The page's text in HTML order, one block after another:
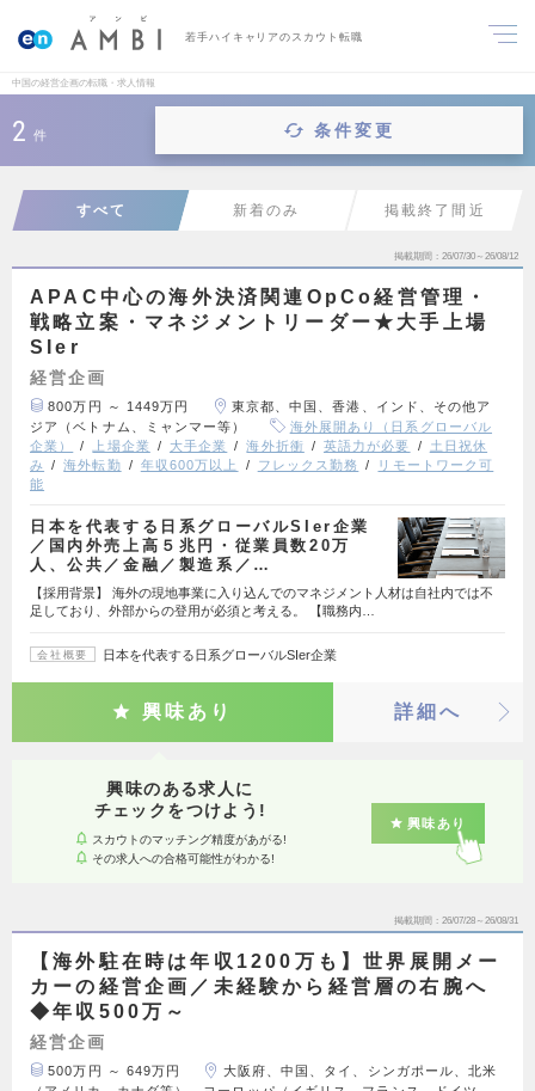
若手ハイキャリアのスカウト転職
中国の経営企画の転職・求人情報
2 件 条件変更
すべて 新着のみ 掲載終了間近
掲載期間 26/07/30～26/08/12
APAC中心の海外決済関連OpCo経営管理・
戦略立案・マネジメントリーダー★大手上場
SIer
経営企画
800万円 ～ 1449万円
東京都、中国、香港、インド、その他ア
ジア（ベトナム、ミャンマー等）
海外展開あり（日系グローバル
企業）
上場企業 大手企業 海外折衝 英語力が必要
土日祝休
み
海外転勤 年収600万以上 フレックス勤務
リモートワーク可
能
日本を代表する日系グローバルSIer企業
／国内外売上高５兆円・従業員数20万
人、公共／金融／製造系／…
【採用背景】 海外の現地事業に入り込んでのマネジメント人材は自社内では不
足しており、外部からの登用が必須と考える。 【職務内…
会社概要 日本を代表する日系グローバルSIer企業
興味あり 詳細へ
興味のある求人に
チェックをつけよう!
スカウトのマッチング精度があがる!
その求人への合格可能性がわかる!
興味あり
掲載期間 26/07/28～26/08/31
【海外駐在時は年収1200万も】世界展開メー
カーの経営企画／未経験から経営層の右腕へ
◆年収500万～
経営企画
500万円 ～ 649万円
大阪府、中国、タイ、シンガポール、北米